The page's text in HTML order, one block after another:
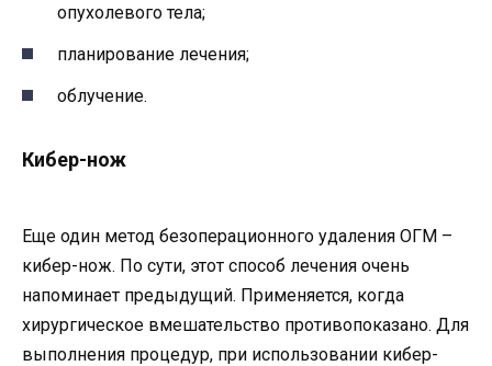
опухолевого тела;
планирование лечения;
облучение.
Кибер-нож
Еще один метод безоперационного удаления ОГМ –
кибер-нож. По сути, этот способ лечения очень
напоминает предыдущий. Применяется, когда
хирургическое вмешательство противопоказано. Для
выполнения процедур, при использовании кибер-